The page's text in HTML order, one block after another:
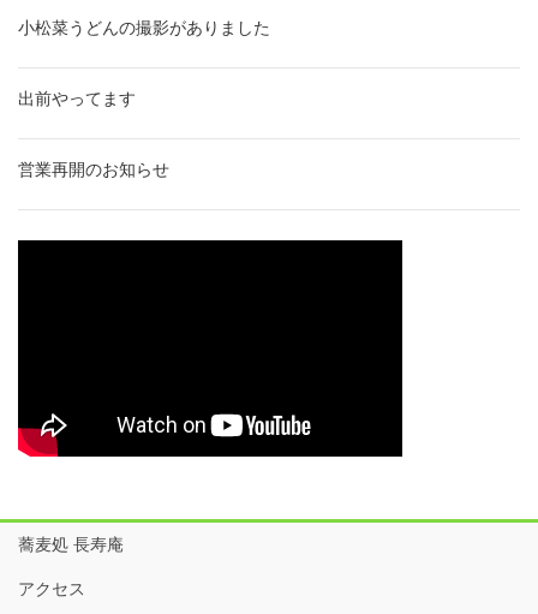
小松菜うどんの撮影がありました
出前やってます
営業再開のお知らせ
蕎麦処 長寿庵
アクセス